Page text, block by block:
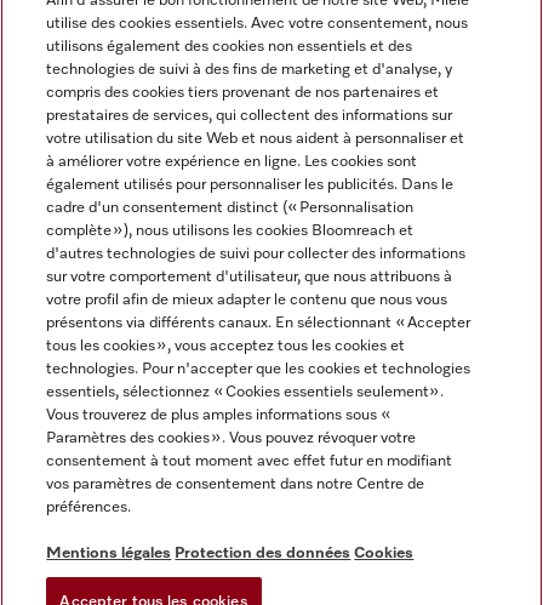
Langue
FRANÇAIS
Informations légales
CGV
Conditions d’utilisation
Déclaration d'accessibilité
Digital Services Act
Miele sur Facebook
Miele sur Youtube
Miele sur Instagram
Miele sur Pinterest
utilise des cookies essentiels. Avec votre consentement, nous
utilisons également des cookies non essentiels et des
technologies de suivi à des fins de marketing et d'analyse, y
compris des cookies tiers provenant de nos partenaires et
prestataires de services, qui collectent des informations sur
votre utilisation du site Web et nous aident à personnaliser et
à améliorer votre expérience en ligne. Les cookies sont
également utilisés pour personnaliser les publicités. Dans le
cadre d'un consentement distinct (« Personnalisation
complète »), nous utilisons les cookies Bloomreach et
d'autres technologies de suivi pour collecter des informations
sur votre comportement d'utilisateur, que nous attribuons à
votre profil afin de mieux adapter le contenu que nous vous
présentons via différents canaux. En sélectionnant « Accepter
tous les cookies », vous acceptez tous les cookies et
technologies. Pour n'accepter que les cookies et technologies
essentiels, sélectionnez « Cookies essentiels seulement».
Vous trouverez de plus amples informations sous «
Paramètres des cookies ». Vous pouvez révoquer votre
consentement à tout moment avec effet futur en modifiant
vos paramètres de consentement dans notre Centre de
préférences.
Mentions légales Protection des données Cookies